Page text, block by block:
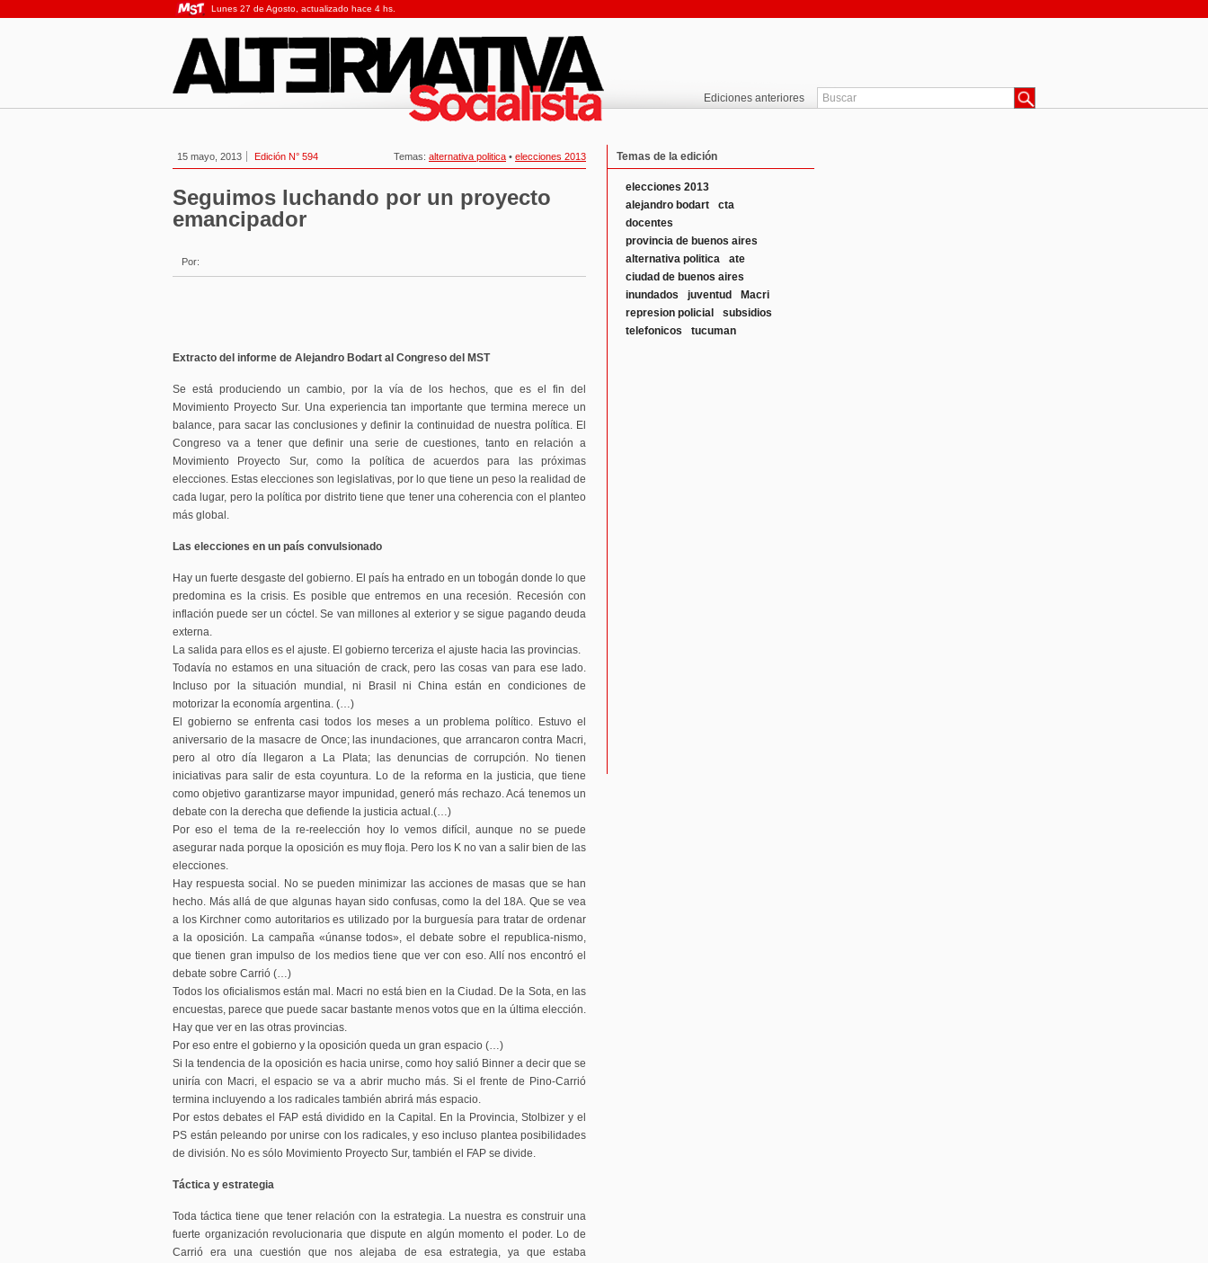
Lunes 27 de Agosto, actualizado hace 4 hs.
Ediciones anteriores
15 mayo, 2013 Edición N° 594 Temas: alternativa politica • elecciones 2013
Seguimos luchando por un proyecto
emancipador
Por:
Extracto del informe de Alejandro Bodart al Congreso del MST
Se está produciendo un cambio, por la vía de los hechos, que es el fin del
Movimiento Proyecto Sur. Una experiencia tan importante que termina merece un
balance, para sacar las conclusiones y definir la continuidad de nuestra política. El
Congreso va a tener que definir una serie de cuestiones, tanto en relación a
Movimiento Proyecto Sur, como la política de acuerdos para las próximas
elecciones. Estas elecciones son legislativas, por lo que tiene un peso la realidad de
cada lugar, pero la política por distrito tiene que tener una coherencia con el planteo
más global.
Las elecciones en un país convulsionado
Hay un fuerte desgaste del gobierno. El país ha entrado en un tobogán donde lo que
predomina es la crisis. Es posible que entremos en una recesión. Recesión con
inflación puede ser un cóctel. Se van millones al exterior y se sigue pagando deuda
externa.
La salida para ellos es el ajuste. El gobierno terceriza el ajuste hacia las provincias.
Todavía no estamos en una situación de crack, pero las cosas van para ese lado.
Incluso por la situación mundial, ni Brasil ni China están en condiciones de
motorizar la economía argentina. (…)
El gobierno se enfrenta casi todos los meses a un problema político. Estuvo el
aniversario de la masacre de Once; las inundaciones, que arrancaron contra Macri,
pero al otro día llegaron a La Plata; las denuncias de corrupción. No tienen
iniciativas para salir de esta coyuntura. Lo de la reforma en la justicia, que tiene
como objetivo garantizarse mayor impunidad, generó más rechazo. Acá tenemos un
debate con la derecha que defiende la justicia actual.(…)
Por eso el tema de la re-reelección hoy lo vemos difícil, aunque no se puede
asegurar nada porque la oposición es muy floja. Pero los K no van a salir bien de las
elecciones.
Hay respuesta social. No se pueden minimizar las acciones de masas que se han
hecho. Más allá de que algunas hayan sido confusas, como la del 18A. Que se vea
a los Kirchner como autoritarios es utilizado por la burguesía para tratar de ordenar
a la oposición. La campaña «únanse todos», el debate sobre el republica-nismo,
que tienen gran impulso de los medios tiene que ver con eso. Allí nos encontró el
debate sobre Carrió (…)
Todos los oficialismos están mal. Macri no está bien en la Ciudad. De la Sota, en las
encuestas, parece que puede sacar bastante menos votos que en la última elección.
Hay que ver en las otras provincias.
Por eso entre el gobierno y la oposición queda un gran espacio (…)
Si la tendencia de la oposición es hacia unirse, como hoy salió Binner a decir que se
uniría con Macri, el espacio se va a abrir mucho más. Si el frente de Pino-Carrió
termina incluyendo a los radicales también abrirá más espacio.
Por estos debates el FAP está dividido en la Capital. En la Provincia, Stolbizer y el
PS están peleando por unirse con los radicales, y eso incluso plantea posibilidades
de división. No es sólo Movimiento Proyecto Sur, también el FAP se divide.
Táctica y estrategia
Toda táctica tiene que tener relación con la estrategia. La nuestra es construir una
fuerte organización revolucionaria que dispute en algún momento el poder. Lo de
Carrió era una cuestión que nos alejaba de esa estrategia, ya que estaba
Temas de la edición
elecciones 2013
alejandro bodart
cta
docentes
provincia de buenos aires
alternativa politica
ate
ciudad de buenos aires
inundados
juventud
Macri
represion policial
subsidios
telefonicos
tucuman